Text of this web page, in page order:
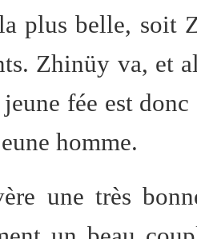
plus belle, soit
Zhinüy va, et
fée est
homme.
une très